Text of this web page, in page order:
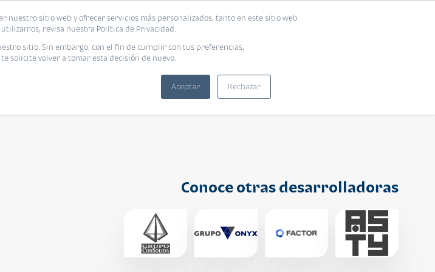
nuestro sitio web y ofrecer servicios más personalizados, tanto en este sitio web
revisa nuestra Política de Privacidad.
sitio. Sin embargo, con el fin de cumplir con tus preferencias,
solicite volver a tomar esta decisión de nuevo.
Aceptar Rechazar
Conoce otras desarrolladoras
Blog Encuentra tu vivienda ideal